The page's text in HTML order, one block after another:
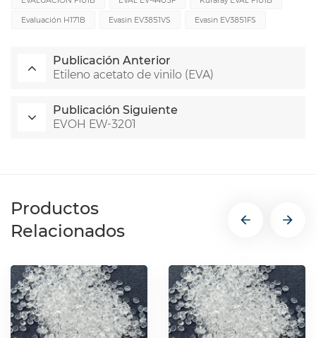
Evaluación H171B
Evasin EV3851VS Evasin EV3851FS
Publicación Anterior
Etileno acetato de vinilo (EVA)
Publicación Siguiente
EVOH EW-3201
Productos
Relacionados